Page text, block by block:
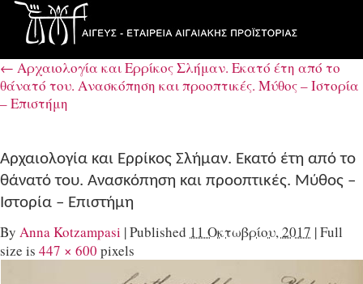
← Αρχαιολογία και Ερρίκος Σλήμαν. Εκατό έτη από το
θάνατό του. Aνασκόπηση και προοπτικές. Μύθος – Ιστορία
– Επιστήμη
Αρχαιολογία και Ερρίκος Σλήμαν. Εκατό έτη από το
θάνατό του. Aνασκόπηση και προοπτικές. Μύθος –
Ιστορία – Επιστήμη
By Anna Kotzampasi |Published 11 Οκτωβρίου, 2017 |Full
size is 447 × 600 pixels